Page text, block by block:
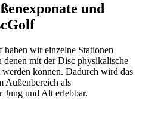
und
wir einzelne Stationen
denen mit der Disc physikalische
können. Dadurch wird das
Außenbereich als
Jung und Alt erlebbar.